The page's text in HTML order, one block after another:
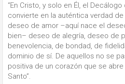
“En Cristo, y solo en Él, el
convierte en la auténtica verdad de
deseo de amor –aquí nace el
bien– deseo de alegría, deseo de
benevolencia, de bondad, de
dominio de sí. De aquellos no se
positiva de un corazón que se
Santo”.